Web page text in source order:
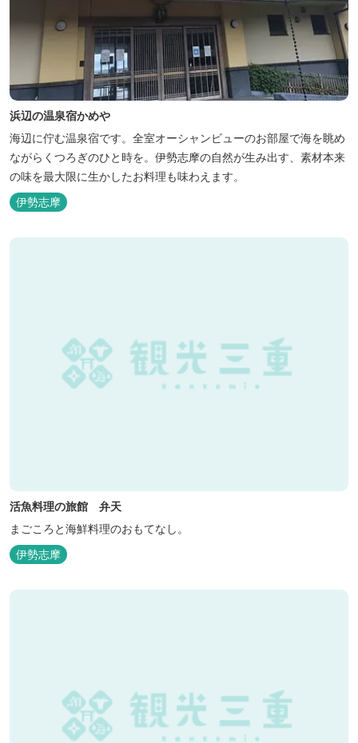
浜辺の温泉宿かめや
海辺に佇む温泉宿です。全室オーシャンビューのお部屋で海を眺め
ながらくつろぎのひと時を。伊勢志摩の自然が生み出す、素材本来
の味を最大限に生かしたお料理も味わえます。
伊勢志摩
活魚料理の旅館 弁天
まごころと海鮮料理のおもてなし。
伊勢志摩